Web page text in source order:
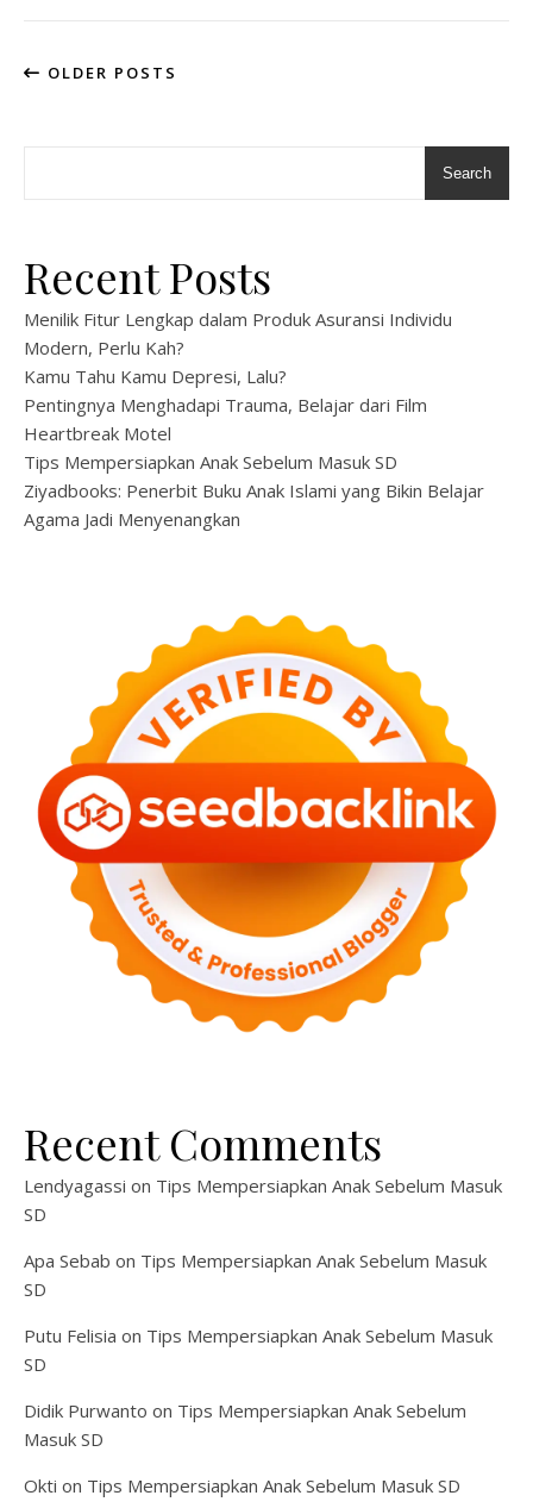
OLDER POSTS
Search
Recent Posts
Menilik Fitur Lengkap dalam Produk Asuransi Individu
Modern, Perlu Kah?
Kamu Tahu Kamu Depresi, Lalu?
Pentingnya Menghadapi Trauma, Belajar dari Film
Heartbreak Motel
Tips Mempersiapkan Anak Sebelum Masuk SD
Ziyadbooks: Penerbit Buku Anak Islami yang Bikin Belajar
Agama Jadi Menyenangkan
Recent Comments
Lendyagassi on Tips Mempersiapkan Anak Sebelum Masuk
SD
Apa Sebab on Tips Mempersiapkan Anak Sebelum Masuk
SD
Putu Felisia on Tips Mempersiapkan Anak Sebelum Masuk
SD
Didik Purwanto on Tips Mempersiapkan Anak Sebelum
Masuk SD
Okti on Tips Mempersiapkan Anak Sebelum Masuk SD